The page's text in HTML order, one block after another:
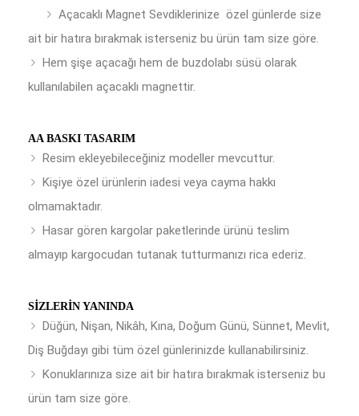
Açacaklı Magnet Sevdiklerinize özel günlerde size
ait bir hatıra bırakmak isterseniz bu ürün tam size göre.
Hem şişe açacağı hem de buzdolabı süsü olarak
kullanılabilen açacaklı magnettir.
AA BASKI TASARIM
Resim ekleyebileceğiniz modeller mevcuttur.
Kişiye özel ürünlerin iadesi veya cayma hakkı
olmamaktadır.
Hasar gören kargolar paketlerinde ürünü teslim
almayıp kargocudan tutanak tutturmanızı rica ederiz.
SIZLERIN YANINDA
Düğün, Nişan, Nikâh, Kına, Doğum Günü, Sünnet, Mevlit,
Diş Buğdayı gibi tüm özel günlerinizde kullanabilirsiniz.
Konuklarınıza size ait bir hatıra bırakmak isterseniz bu
ürün tam size göre.